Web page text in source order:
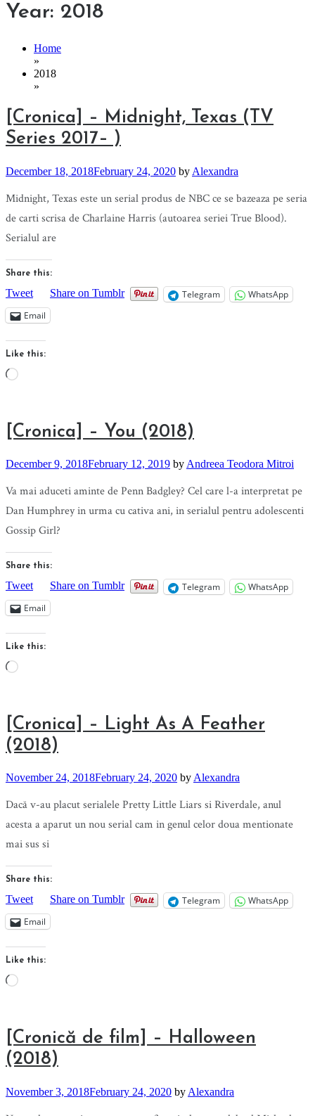
Year: 2018
Home
»
2018
»
[Cronica] – Midnight, Texas (TV
Series 2017– )
December 18, 2018February 24, 2020 by Alexandra
Midnight, Texas este un serial produs de NBC ce se bazeaza pe seria
de carti scrisa de Charlaine Harris (autoarea seriei True Blood).
Serialul are
Share this:
Tweet Share on Tumblr Telegram
WhatsApp
Email
Like this:
Loading…
[Cronica] – You (2018)
December 9, 2018February 12, 2019 by Andreea Teodora Mitroi
Va mai aduceti aminte de Penn Badgley? Cel care l-a interpretat pe
Dan Humphrey in urma cu cativa ani, in serialul pentru adolescenti
Gossip Girl?
Share this:
Tweet Share on Tumblr Telegram
WhatsApp
Email
Like this:
Loading…
[Cronica] – Light As A Feather
(2018)
November 24, 2018February 24, 2020 by Alexandra
Dacă v-au placut serialele Pretty Little Liars si Riverdale, anul
acesta a aparut un nou serial cam in genul celor doua mentionate
mai sus si
Share this:
Tweet Share on Tumblr Telegram
WhatsApp
Email
Like this:
Loading…
[Cronică de film] – Halloween
(2018)
November 3, 2018February 24, 2020 by Alexandra